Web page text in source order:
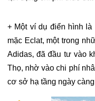
+ Một ví dụ điển hình
mặc Eclat, một trong
Adidas, đã đầu tư vào
Thọ, nhờ vào chi phí
cơ sở hạ tầng ngày